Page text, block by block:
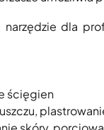
dla
ścięgien